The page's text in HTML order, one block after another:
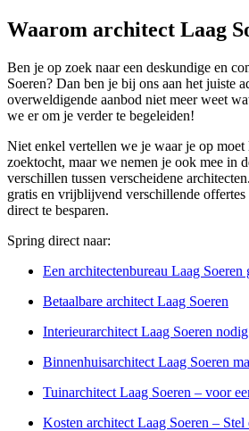
Waarom architect Laag
Ben je op zoek naar een deskundige en
Soeren? Dan ben je bij ons aan het juiste
overweldigende aanbod niet meer weet
we er om je verder te begeleiden!
Niet enkel vertellen we je waar je op moet
zoektocht, maar we nemen je ook mee in
verschillen tussen verscheidene
gratis en vrijblijvend verschillende offertes
direct te besparen.
Spring direct naar:
Een architectenbureau Laag Soeren
Betaalbare architect Laag Soeren
Interieurarchitect Laag Soeren
Binnenhuisarchitect Laag Soeren
Tuinarchitect Laag Soeren – voor
Kosten architect Laag Soeren –